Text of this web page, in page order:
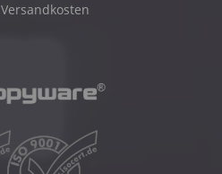
Versandkosten